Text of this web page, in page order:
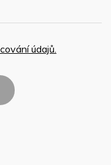
údajů.